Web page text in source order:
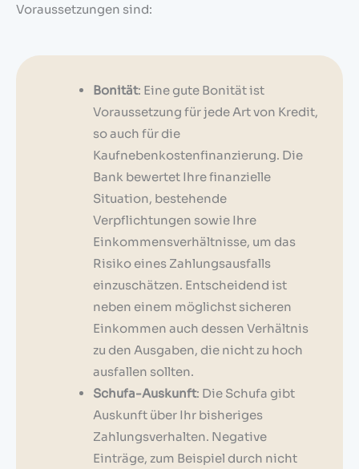
Voraussetzungen sind:
Bonität: Eine gute Bonität ist
Voraussetzung für jede Art von Kredit,
so auch für die
Kaufnebenkostenfinanzierung. Die
Bank bewertet Ihre finanzielle
Situation, bestehende
Verpflichtungen sowie Ihre
Einkommensverhältnisse, um das
Risiko eines Zahlungsausfalls
einzuschätzen. Entscheidend ist
neben einem möglichst sicheren
Einkommen auch dessen Verhältnis
zu den Ausgaben, die nicht zu hoch
ausfallen sollten.
Schufa-Auskunft: Die Schufa gibt
Auskunft über Ihr bisheriges
Zahlungsverhalten. Negative
Einträge, zum Beispiel durch nicht